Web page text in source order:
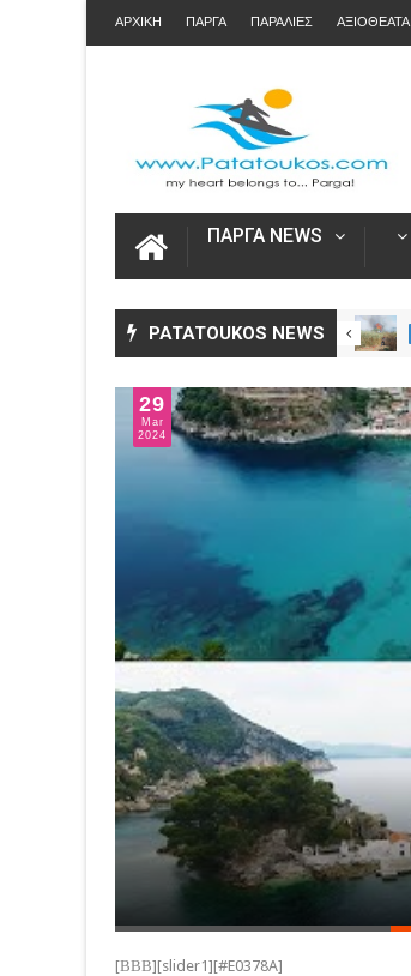
ΑΡΧΙΚΗ ΠΑΡΓΑ ΠΑΡΑΛΙΕΣ ΑΞΙΟΘΕΑΤΑ
ΠΑΡΓΑ NEWS
PATATOUKOS NEWS
Αυξήθηκαν τα τροχαία και οι
νεκροί στην Ήπειρο τον Ιούλιο
29
Mar
2024
[ΒΒΒ][slider1][#E0378A]